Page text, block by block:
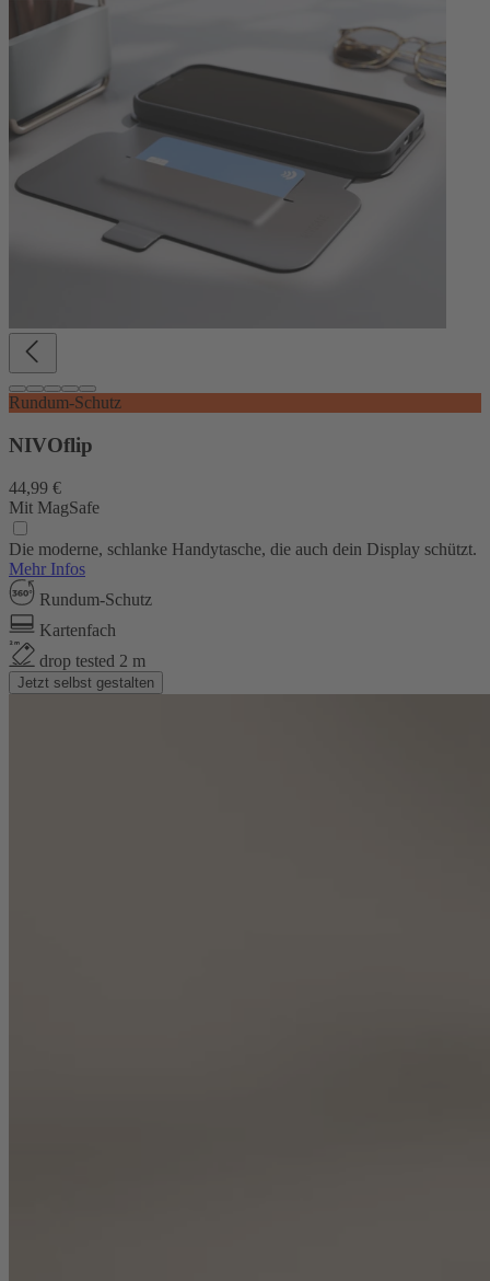
Rundum-Schutz
NIVOflip
44,99 €
Mit MagSafe
Die moderne, schlanke Handytasche, die auch dein Display schützt.
Mehr Infos
Rundum-Schutz
Kartenfach
drop tested 2 m
Jetzt selbst gestalten